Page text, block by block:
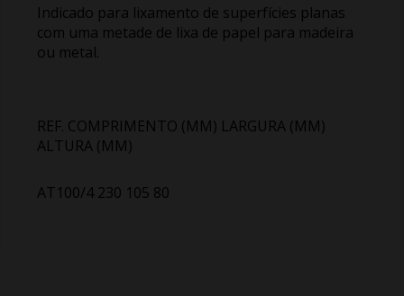
Indicado para lixamento de superfícies planas
com uma metade de lixa de papel para madeira
ou metal.
REF. COMPRIMENTO (MM) LARGURA (MM)
ALTURA (MM)
AT100/4 230 105 80